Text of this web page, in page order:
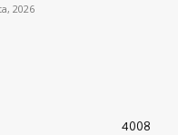
2026
4008